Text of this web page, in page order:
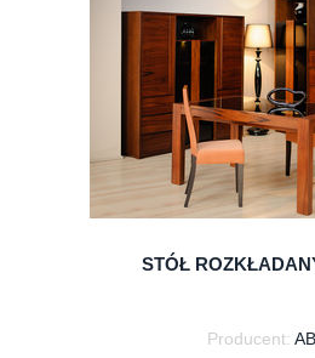
do koszyka
STÓŁ
Producent: